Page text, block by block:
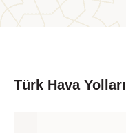
Türk Hava Yolları